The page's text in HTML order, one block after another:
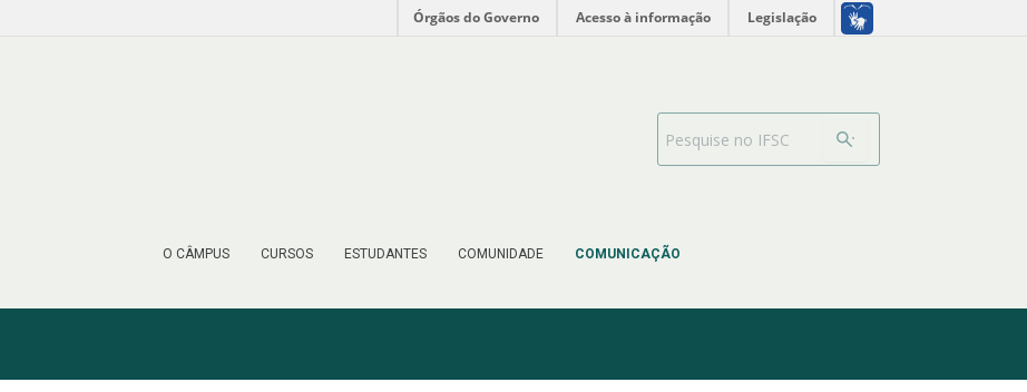
Órgãos do Governo Acesso à informação Legislação
O CÂMPUS CURSOS ESTUDANTES COMUNIDADE COMUNICAÇÃO
Barra de busca